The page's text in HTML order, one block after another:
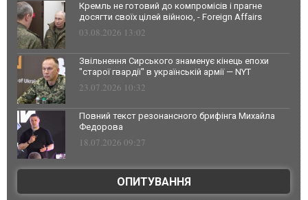
Кремль не готовий до компромісів і прагне
досягти своїх цілей війною, - Foreign Affairs
03.08.2026 13:02
Звільнення Сирського знаменує кінець епохи
"старої гвардії" в українській армії — NYT
23.07.2026 10:32
Повний текст резонансного брифінга Михайла
Федорова
18.07.2026 09:27
ОПИТУВАННЯ